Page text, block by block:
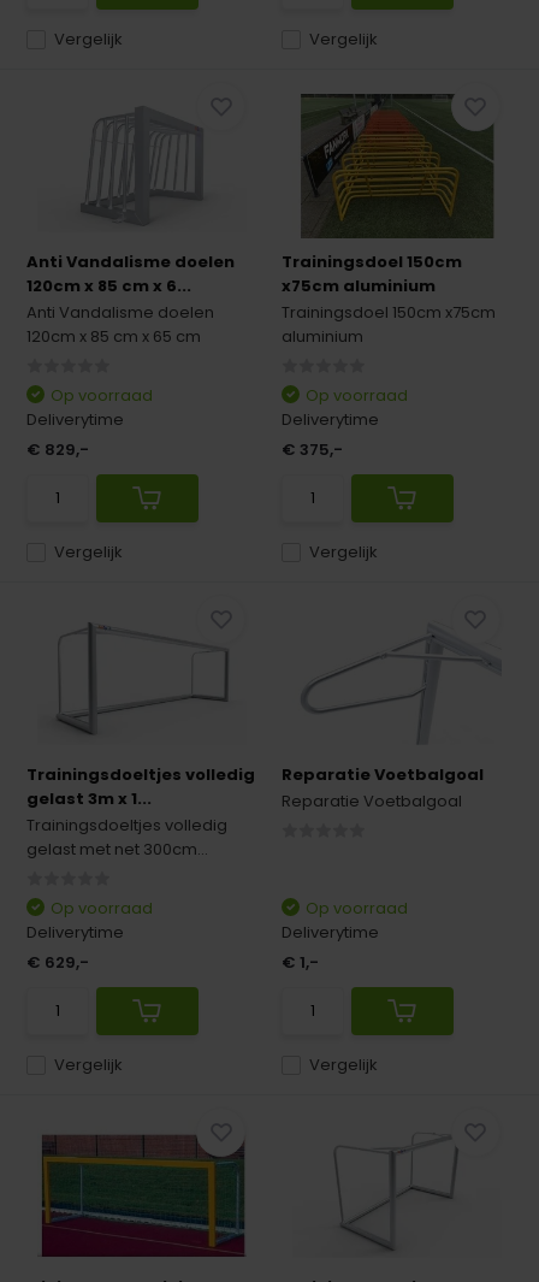
Vergelijk Vergelijk
Anti Vandalisme doelen
120cm x 85 cm x 6...
Anti Vandalisme doelen
120cm x 85 cm x 65 cm
Vergelijk
Op voorraad
Deliverytime
€ 829,-
Trainingsdoel 150cm
x75cm aluminium
Trainingsdoel 150cm x75cm
aluminium
Vergelijk
Op voorraad
Deliverytime
€ 375,-
Trainingsdoeltjes volledig
gelast 3m x 1...
Trainingsdoeltjes volledig
gelast met net 300cm...
Vergelijk
Op voorraad
Deliverytime
€ 629,-
Reparatie Voetbalgoal
Reparatie Voetbalgoal
Vergelijk
Op voorraad
Deliverytime
€ 1,-